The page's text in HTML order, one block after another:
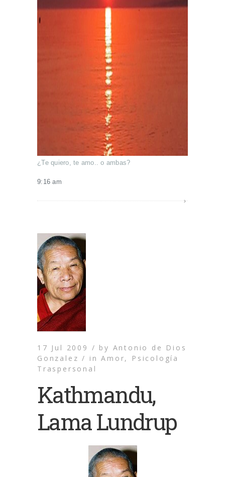
¿Te quiero, te amo.. o ambas?
9:16 am
17 Jul 2009 / by Antonio de Dios
Gonzalez / in Amor,
Psicología
Traspersonal
Kathmandu,
Lama Lundrup